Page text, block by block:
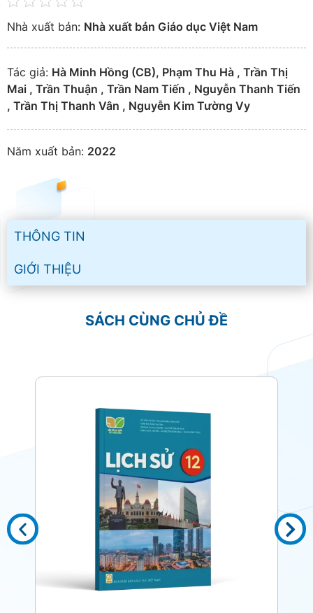
Nhà xuất bản: Nhà xuất bản Giáo dục Việt Nam
Tác giả: Hà Minh Hồng (CB), Phạm Thu Hà , Trần Thị
Mai , Trần Thuận , Trần Nam Tiến , Nguyễn Thanh Tiến
, Trần Thị Thanh Vân , Nguyễn Kim Tường Vy
Năm xuất bản: 2022
THÔNG TIN
GIỚI THIỆU
SÁCH CÙNG CHỦ ĐỀ